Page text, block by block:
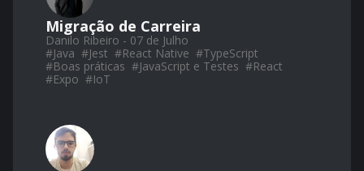
Migração de Carreira
Danilo Ribeiro - 07 de Julho
#Java #Jest #React Native #TypeScript
#Boas práticas #JavaScript e Testes #React
#Expo #IoT